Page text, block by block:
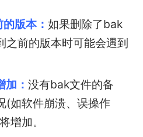
版本： 如果删除了bak
之前的版本时可能会遇到
： 没有bak文件的备
(如软件崩溃、误操作
增加。